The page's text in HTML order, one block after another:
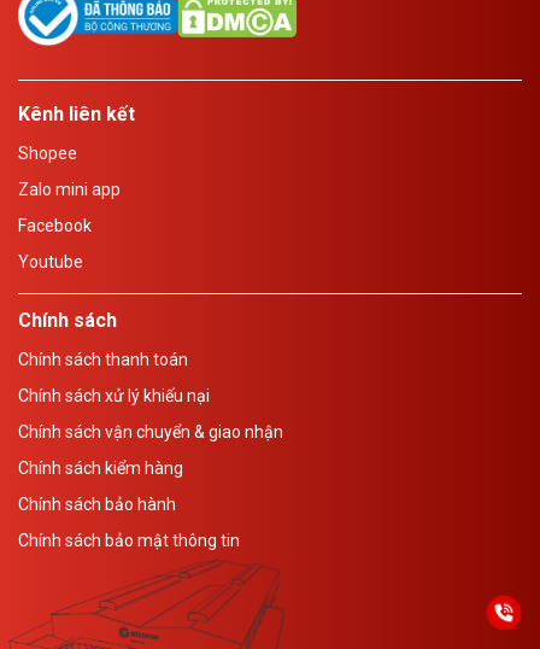
Kênh liên kết
Shopee
Zalo mini app
Facebook
Youtube
Chính sách
Chính sách thanh toán
Chính sách xử lý khiếu nại
Chính sách vận chuyển & giao nhận
Chính sách kiểm hàng
Chính sách bảo hành
Chính sách bảo mật thông tin